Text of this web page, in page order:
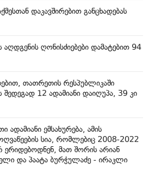
დაკავშირებით განცხადებას
აღდგენის ღონისძიებები დამატებით 94
თათრეთის რესპუბლიკაში
შედეგად 12 ადამიანი დაიღუპა, 39 კი
ადამიანი ემსახურება, ამის
სია, რომლებიც 2008-2022
ერიდებოდნენ, მათ შორის არიან
და პაატა ბურჭულაძე - ირაკლი